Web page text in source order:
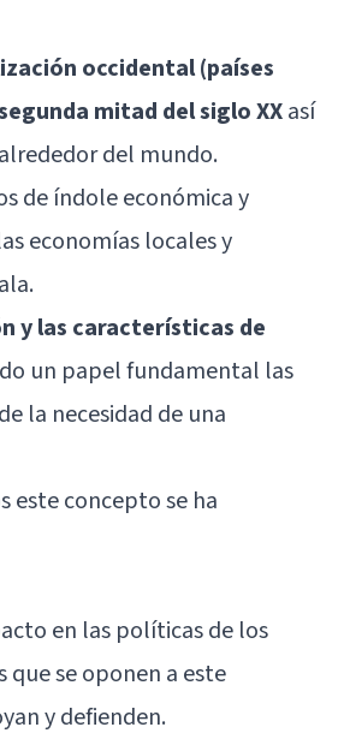
occidental (países
mitad del siglo XXasí
del mundo.
de índole económica y
economías locales y
y las características de
un papel fundamental las
la necesidad de una
este concepto se ha
en las políticas de los
que se oponen a este
y defienden.